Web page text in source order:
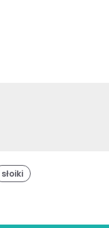
słoiki